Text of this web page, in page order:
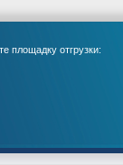
площадку отгрузки: